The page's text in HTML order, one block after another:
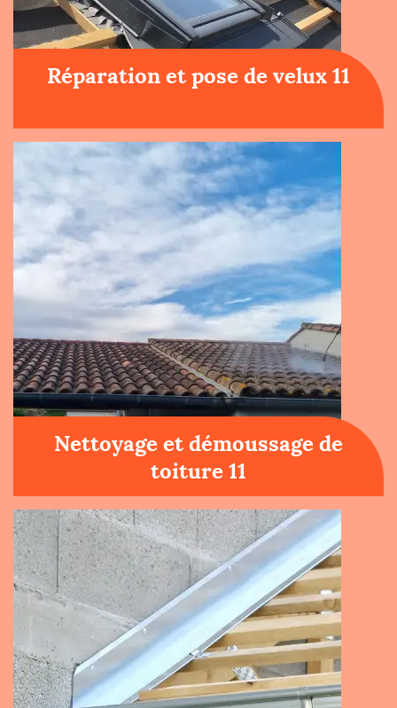
Réparation et pose de velux 11
Nettoyage et démoussage de
toiture 11